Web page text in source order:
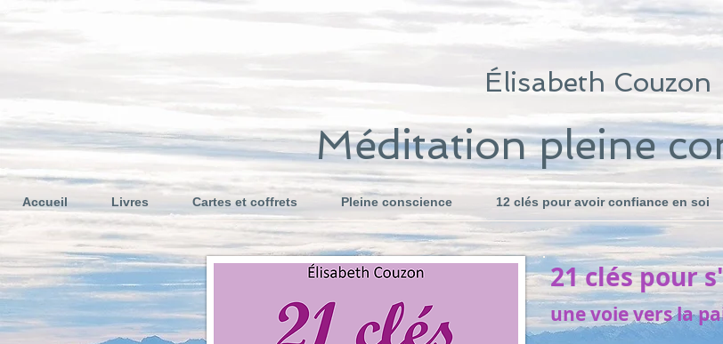
Élisabeth Couzon
Méditation pleine
Accueil Livres Cartes et coffrets Pleine conscience 12 clés pour avoir confiance en soi
21 clés pour
une voie vers la